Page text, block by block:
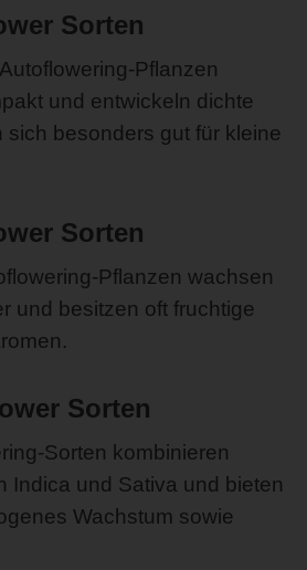
Sorten
Pflanzen
und entwickeln dichte
sich besonders gut für kleine
Sorten
Pflanzen wachsen
und besitzen oft fruchtige
Sorten
Sorten kombinieren
Indica und Sativa und bieten
Wachstum sowie